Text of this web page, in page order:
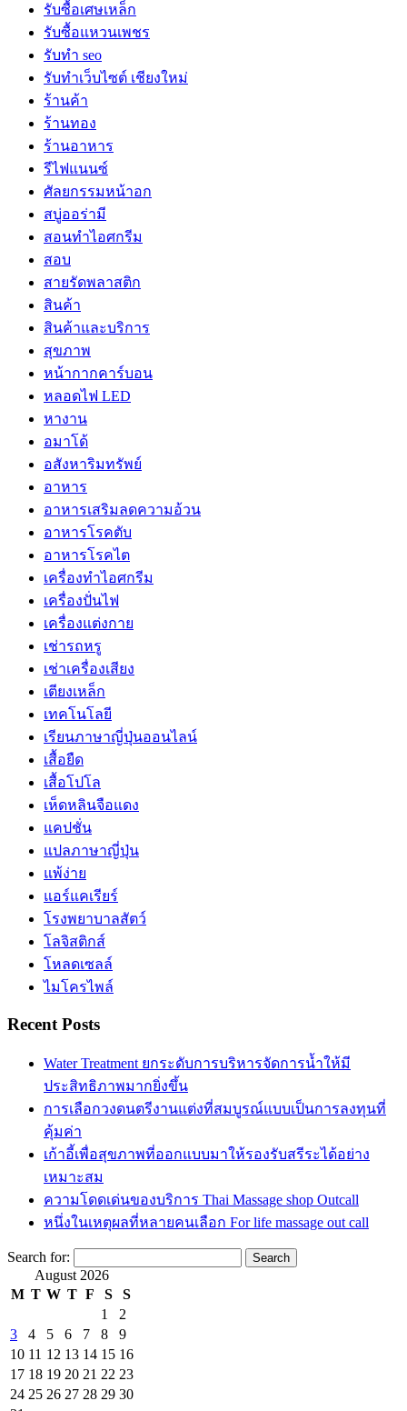
รับซื้อเศษเหล็ก
รับซื้อแหวนเพชร
รับทำ seo
รับทำเว็บไซต์ เชียงใหม่
ร้านค้า
ร้านทอง
ร้านอาหาร
รีไฟแนนซ์
ศัลยกรรมหน้าอก
สบู่ออร่ามี
สอนทำไอศกรีม
สอบ
สายรัดพลาสติก
สินค้า
สินค้าและบริการ
สุขภาพ
หน้ากากคาร์บอน
หลอดไฟ LED
หางาน
อมาโด้
อสังหาริมทรัพย์
อาหาร
อาหารเสริมลดความอ้วน
อาหารโรคตับ
อาหารโรคไต
เครื่องทำไอศกรีม
เครื่องปั่นไฟ
เครื่องแต่งกาย
เช่ารถหรู
เช่าเครื่องเสียง
เตียงเหล็ก
เทคโนโลยี
เรียนภาษาญี่ปุ่นออนไลน์
เสื้อยืด
เสื้อโปโล
เห็ดหลินจือแดง
แคปชั่น
แปลภาษาญี่ปุ่น
แพ้ง่าย
แอร์แคเรียร์
โรงพยาบาลสัตว์
โลจิสติกส์
โหลดเซลล์
ไมโครไพล์
Recent Posts
Water Treatment ยกระดับการบริหารจัดการน้ำให้มี
ประสิทธิภาพมากยิ่งขึ้น
การเลือกวงดนตรีงานแต่งที่สมบูรณ์แบบเป็นการลงทุนที่
คุ้มค่า
เก้าอี้เพื่อสุขภาพที่ออกแบบมาให้รองรับสรีระได้อย่าง
เหมาะสม
ความโดดเด่นของบริการ Thai Massage shop Outcall
หนึ่งในเหตุผลที่หลายคนเลือก For life massage out call
Search for:
August 2026
M T W T F S
S
1
2
3
4 5 6 7 8
9
10 11 12 13 14 15 16
17 18 19 20 21 22 23
24 25 26 27 28 29 30